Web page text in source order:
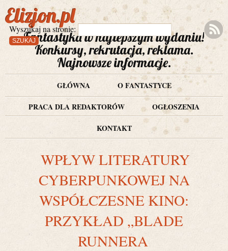
Wyszukaj na stronie:
Elizjon.pl
Fantastyka w najlepszym wydaniu!
Konkursy, rekrutacja, reklama.
Najnowsze informacje.
GŁÓWNA
O FANTASTYCE
PRACA DLA REDAKTORÓW
OGŁOSZENIA
KONTAKT
WPŁYW LITERATURY
CYBERPUNKOWEJ NA
WSPÓŁCZESNE KINO:
PRZYKŁAD „BLADE
RUNNERA